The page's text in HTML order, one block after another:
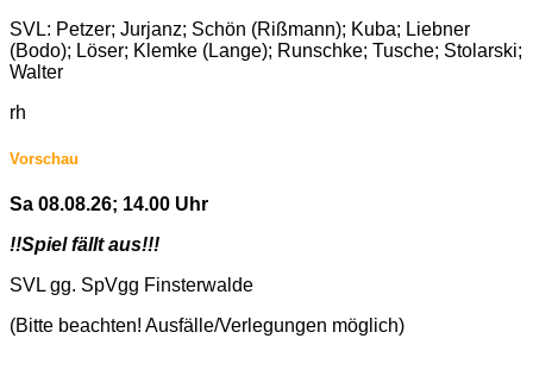
SVL: Petzer; Jurjanz; Schön (Rißmann); Kuba; Liebner
(Bodo); Löser; Klemke (Lange); Runschke; Tusche; Stolarski;
Walter
rh
Vorschau
Sa 08.08.26; 14.00 Uhr
!!Spiel fällt aus!!!
SVL gg. SpVgg Finsterwalde
(Bitte beachten! Ausfälle/Verlegungen möglich)